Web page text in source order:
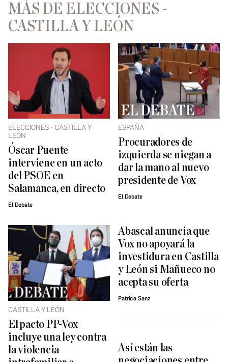
MÁS DE ELECCIONES -
CASTILLA Y LEÓN
ELECCIONES - CASTILLA Y
LEÓN
Óscar Puente
interviene en un acto
del PSOE en
Salamanca, en directo
El Debate
ESPAÑA
Procuradores de
izquierda se niegan a
dar la mano al nuevo
presidente de Vox
El Debate
CASTILLA Y LEÓN
El pacto PP-Vox
incluye una ley contra
la violencia
Abascal anuncia que
Vox no apoyará la
investidura en Castilla
y León si Mañueco no
acepta su oferta
Patricia Sanz
Así están las